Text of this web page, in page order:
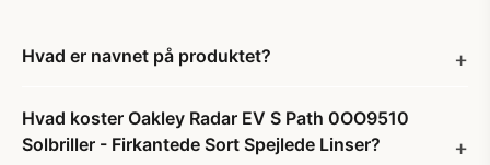
Hvad er navnet på produktet?
Hvad koster Oakley Radar EV S Path 0OO9510
Solbriller - Firkantede Sort Spejlede Linser?